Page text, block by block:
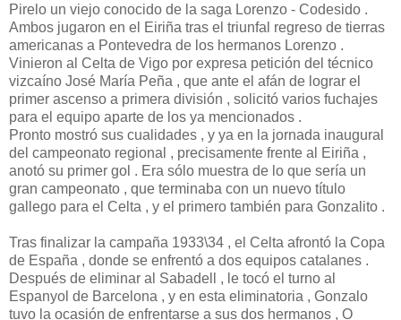
Pirelo un viejo conocido de la saga Lorenzo - Codesido .
Ambos jugaron en el Eiriña tras el triunfal regreso de tierras
americanas a Pontevedra de los hermanos Lorenzo .
Vinieron al Celta de Vigo por expresa petición del técnico
vizcaíno José María Peña , que ante el afán de lograr el
primer ascenso a primera división , solicitó varios fuchajes
para el equipo aparte de los ya mencionados .
Pronto mostró sus cualidades , y ya en la jornada inaugural
del campeonato regional , precisamente frente al Eiriña ,
anotó su primer gol . Era sólo muestra de lo que sería un
gran campeonato , que terminaba con un nuevo título
gallego para el Celta , y el primero también para Gonzalito .
Tras finalizar la campaña 1933\34 , el Celta afrontó la Copa
de España , donde se enfrentó a dos equipos catalanes .
Después de eliminar al Sabadell , le tocó el turno al
Espanyol de Barcelona , y en esta eliminatoria , Gonzalo
tuvo la ocasión de enfrentarse a sus dos hermanos , O